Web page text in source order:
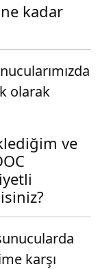
kadar
olarak
ve
karşı